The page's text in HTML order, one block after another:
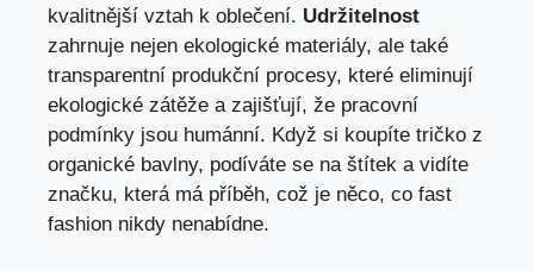
kvalitnější vztah k oblečení. Udržitelnost
zahrnuje nejen ekologické materiály, ale také
transparentní produkční procesy, které eliminují
ekologické zátěže a zajišťují, že pracovní
podmínky jsou humánní. Když si koupíte tričko z
organické bavlny, podíváte se na štítek a vidíte
značku, která má příběh, což je něco, co fast
fashion nikdy nenabídne.